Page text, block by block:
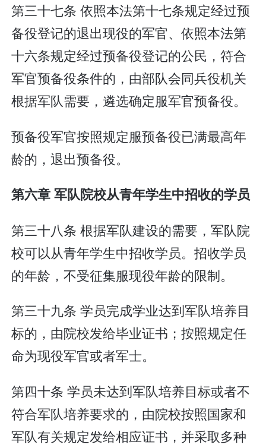
第三十七条 依照本法第十七条规定经过预
备役登记的退出现役的军官、依照本法第
十六条规定经过预备役登记的公民，符合
军官预备役条件的，由部队会同兵役机关
根据军队需要，遴选确定服军官预备役。
预备役军官按照规定服预备役已满最高年
龄的，退出预备役。
第六章 军队院校从青年学生中招收的学员
第三十八条 根据军队建设的需要，军队院
校可以从青年学生中招收学员。招收学员
的年龄，不受征集服现役年龄的限制。
第三十九条 学员完成学业达到军队培养目
标的，由院校发给毕业证书；按照规定任
命为现役军官或者军士。
第四十条 学员未达到军队培养目标或者不
符合军队培养要求的，由院校按照国家和
军队有关规定发给相应证书，并采取多种